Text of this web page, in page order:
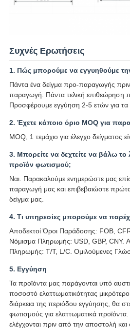
Συχνές Ερωτήσεις
1. Πώς μπορούμε να εγγυηθούμε
Πάντα ένα δείγμα προ-παραγωγής
παραγωγή. Πάντα τελική επιθεώρηση
Προσφέρουμε εγγύηση 2-5 ετών για τα
2. Έχετε κάποιο όριο MOQ για
MOQ, 1 τεμάχιο για έλεγχο δείγματος
3. Μπορείτε να δεχτείτε να βάλω
προϊόν φωτισμού;
Ναι. Παρακαλούμε ενημερώστε μας
παραγωγή μας και επιβεβαιώστε
δείγμα μας.
4. Τι υπηρεσίες μπορούμε να
Αποδεκτοί Όροι Παράδοσης: FOB,
Νόμισμα Πληρωμής: USD, GBP, CNY.
Πληρωμής: T/T, L/C. Ομιλούμενες
5. Εγγύηση
Τα προϊόντα μας παράγονται υπό
ποσοστό ελαττωματικότητας
διάρκεια της περιόδου εγγύησης, θα
φωτισμούς για ελαττωματικά
ελέγχονται πριν από την αποστολή